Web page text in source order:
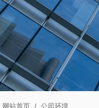
网站首页 / 公司环境